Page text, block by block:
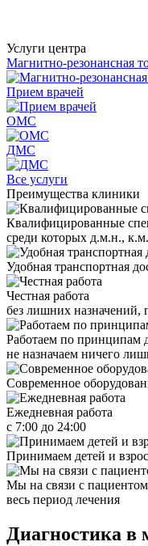
Услуги центра
Магнитно-резонансная
Прием врачей
ОМС
ДМС
Все услуги
Преимущества клиники
Квалифицированные
среди которых д.м.н.,
Удобная транспортная
Честная работа
без лишних назначений,
Работаем по принципам
не назначаем ничего
Современное
Ежедневная работа
с 7:00 до 24:00
Принимаем детей и
Мы на связи с пациентом
весь период лечения
Диагностика в